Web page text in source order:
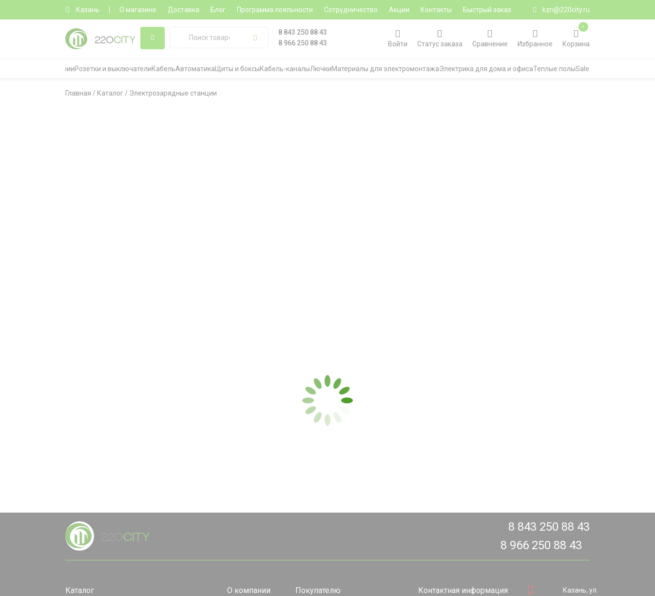
Казань О магазине Доставка Блог Программа лояльности Сотрудничество Акции Контакты Быстрый заказ kzn@220city.ru
8 843 250 88 43
8 966 250 88 43
Войти Статус заказа Сравнение Избранное Корзина
0
Все категорииРозетки и выключателиКабельАвтоматика Щиты и боксыКабель-каналыЛючкиМатериалы для электромонтажаЭлектрика для дома и офисаТеплые полыSale
Главная / Каталог / Электрозарядные станции
8 843 250 88 43
8 966 250 88 43
Каталог О компании Покупателю Контактная информация
Казань, ул.